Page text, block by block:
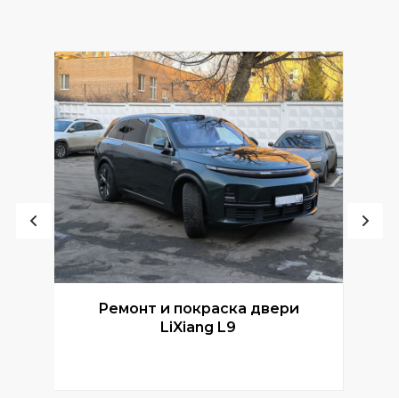
Ремонт и покраска двери
LiXiang L9